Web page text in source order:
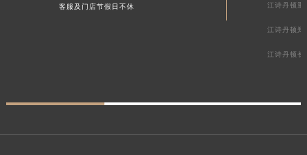
客服及门店节假日不休
江诗丹顿重
江诗丹顿郑
江诗丹顿长